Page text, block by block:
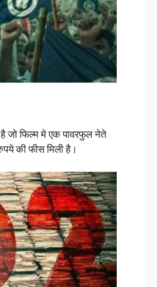
जो फिल्म मे एक पावरफुल नेते
की फीस मिली है।